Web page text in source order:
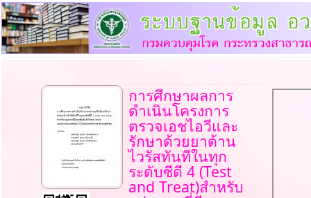
การศึกษาผลการ
ดำเนินโครงการ
ตรวจเอชไอวีและ
รักษาด้วยยาต้าน
ไวรัสทันทีในทุก
ระดับซีดี 4 (Test
and Treat)สำหรับ